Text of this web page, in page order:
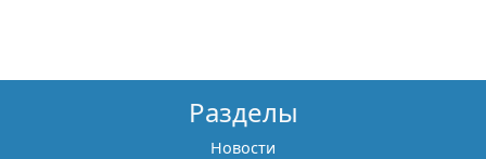
Разделы
Новости